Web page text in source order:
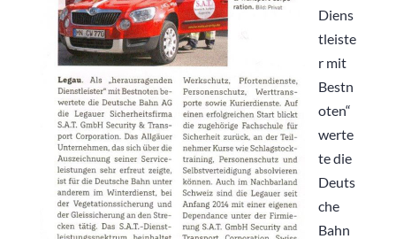
Diens
tleiste
r mit
Bestn
oten“
werte
te die
Deuts
che
Bahn